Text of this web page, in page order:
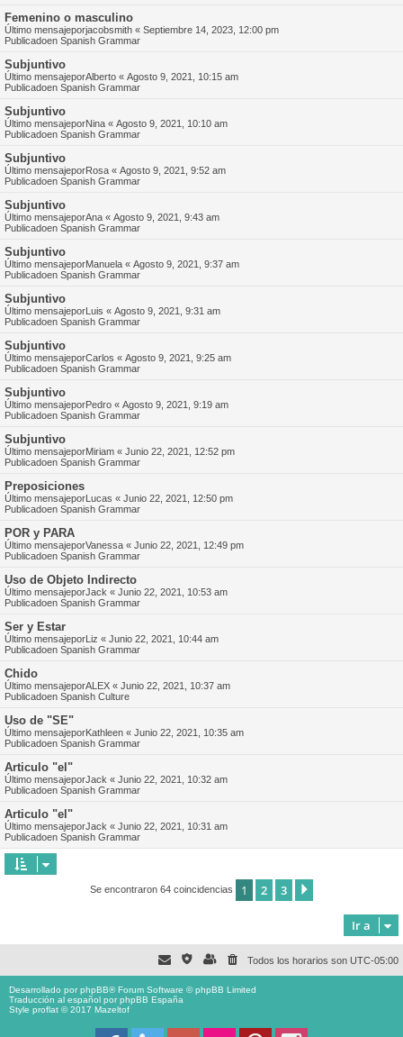
Femenino o masculino
Último mensajeporjacobsmith « Septiembre 14, 2023, 12:00 pm
Publicadoen Spanish Grammar
Subjuntivo
Último mensajeporAlberto « Agosto 9, 2021, 10:15 am
Publicadoen Spanish Grammar
Subjuntivo
Último mensajeporNina « Agosto 9, 2021, 10:10 am
Publicadoen Spanish Grammar
Subjuntivo
Último mensajeporRosa « Agosto 9, 2021, 9:52 am
Publicadoen Spanish Grammar
Subjuntivo
Último mensajeporAna « Agosto 9, 2021, 9:43 am
Publicadoen Spanish Grammar
Subjuntivo
Último mensajeporManuela « Agosto 9, 2021, 9:37 am
Publicadoen Spanish Grammar
Subjuntivo
Último mensajeporLuis « Agosto 9, 2021, 9:31 am
Publicadoen Spanish Grammar
Subjuntivo
Último mensajeporCarlos « Agosto 9, 2021, 9:25 am
Publicadoen Spanish Grammar
Subjuntivo
Último mensajeporPedro « Agosto 9, 2021, 9:19 am
Publicadoen Spanish Grammar
Subjuntivo
Último mensajeporMiriam « Junio 22, 2021, 12:52 pm
Publicadoen Spanish Grammar
Preposiciones
Último mensajeporLucas « Junio 22, 2021, 12:50 pm
Publicadoen Spanish Grammar
POR y PARA
Último mensajeporVanessa « Junio 22, 2021, 12:49 pm
Publicadoen Spanish Grammar
Uso de Objeto Indirecto
Último mensajeporJack « Junio 22, 2021, 10:53 am
Publicadoen Spanish Grammar
Ser y Estar
Último mensajeporLiz « Junio 22, 2021, 10:44 am
Publicadoen Spanish Grammar
Chido
Último mensajeporALEX « Junio 22, 2021, 10:37 am
Publicadoen Spanish Culture
Uso de "SE"
Último mensajeporKathleen « Junio 22, 2021, 10:35 am
Publicadoen Spanish Grammar
Articulo "el"
Último mensajeporJack « Junio 22, 2021, 10:32 am
Publicadoen Spanish Grammar
Articulo "el"
Último mensajeporJack « Junio 22, 2021, 10:31 am
Publicadoen Spanish Grammar
Se encontraron 64 coincidencias 1 2 3
Ir a
Todos los horarios son UTC-05:00
Desarrollado porphpBB® Forum Software © phpBB Limited
Traducción al español porphpBB España
Style proflat © 2017 Mazeltof